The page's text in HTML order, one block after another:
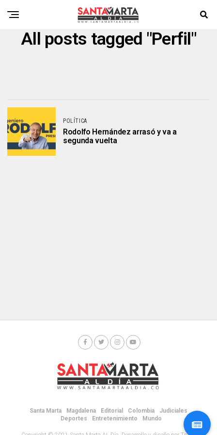
All posts tagged "Perfil"
POLÍTICA
Rodolfo Hernández arrasó y va a
segunda vuelta
Santa Marta Magdalena Editorial Colombia
Judiciales
Deportes
Entretenimiento Mundo